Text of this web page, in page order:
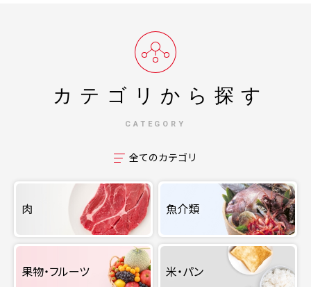
カテゴリから探す
CATEGORY
全てのカテゴリ
肉 魚介類
果物・フルーツ 米・パン